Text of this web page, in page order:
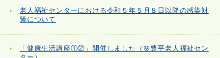
老人福祉センターにおける令和５年５月８日以降の感染対
策について
「健康生活講座①②」開催しました（🌸豊平老人福祉セン